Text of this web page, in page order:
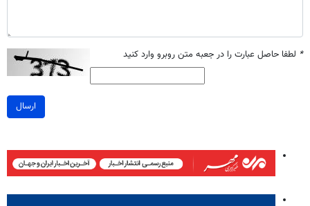
* لطفا حاصل عبارت را در جعبه متن روبرو وارد کنید
ارسال